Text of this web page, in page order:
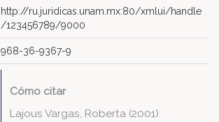
http://ru.juridicas.unam.mx:80/xmlui/handle
/123456789/9000
968-36-9367-9
Cómo citar
Lajous Vargas, Roberta (2001).